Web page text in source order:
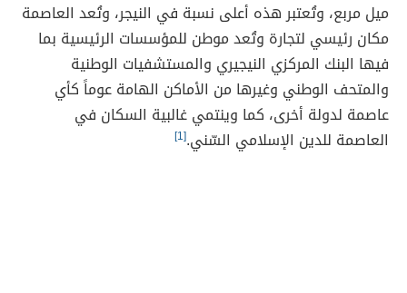
ميل مربع، وتُعتبر هذه أعلى نسبة في النيجر، وتُعد العاصمة
مكان رئيسي لتجارة وتُعد موطن للمؤسسات الرئيسية بما
فيها البنك المركزي النيجيري والمستشفيات الوطنية
والمتحف الوطني وغيرها من الأماكن الهامة عوماً كأي
عاصمة لدولة أخرى، كما وينتمي غالبية السكان في
العاصمة للدين الإسلامي السّني.[1]